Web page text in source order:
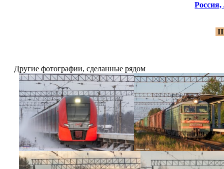
Россия,
Другие фотографии, сделанные рядом